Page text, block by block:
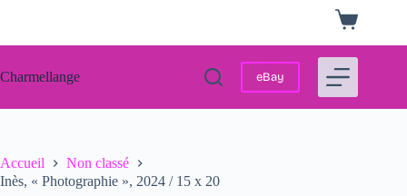
Panier
d’achat
Charmellange eBay
Accueil
Non classé
Inès, « Photographie », 2024 / 15 x 20